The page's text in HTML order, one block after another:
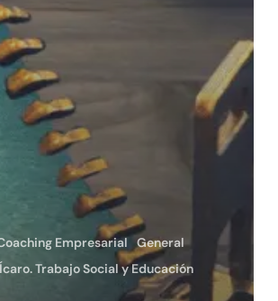
Empresarial
General
Trabajo Social y Educación